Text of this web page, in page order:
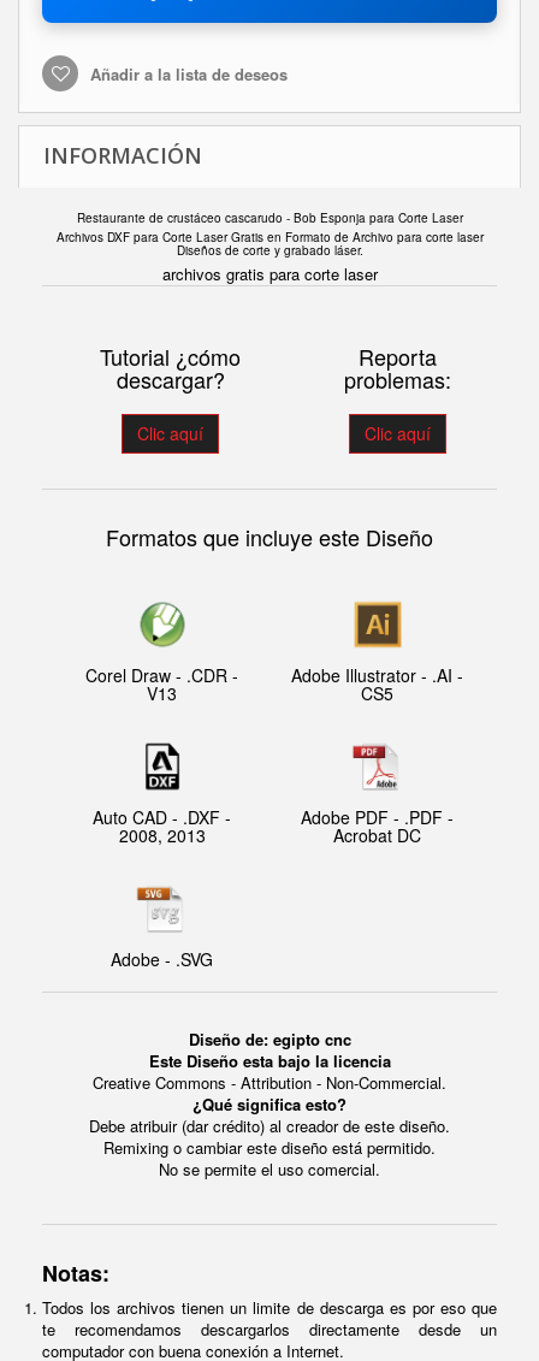
Añadir a la lista de deseos
INFORMACIÓN
Restaurante de crustáceo cascarudo - Bob Esponja para Corte Laser
Archivos DXF para Corte Laser Gratis en Formato de Archivo para corte laser
Diseños de corte y grabado láser.
archivos gratis para corte laser
Tutorial ¿cómo
descargar?
Clic aquí
Reporta
problemas:
Clic aquí
Formatos que incluye este Diseño
Corel Draw - .CDR -
V13
Adobe Illustrator - .AI -
CS5
Auto CAD - .DXF -
2008, 2013
Adobe PDF - .PDF -
Acrobat DC
Adobe - .SVG
Diseño de: egipto cnc
Este Diseño esta bajo la licencia
Creative Commons - Attribution - Non-Commercial.
¿Qué significa esto?
Debe atribuir (dar crédito) al creador de este diseño.
Remixing o cambiar este diseño está permitido.
No se permite el uso comercial.
Notas:
Todos los archivos tienen un limite de descarga es por eso que
te recomendamos descargarlos directamente desde un
computador con buena conexión a Internet.